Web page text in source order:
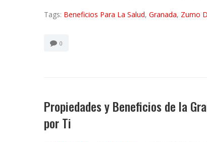
Tags: Beneficios Para La Salud, Granada, Zumo
0
Propiedades y Beneficios de la
por Ti